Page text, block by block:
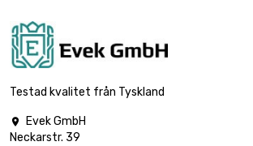
200х1000mm 2
st/pc
1.2mm
šířka x délka :
300х1000mm
Testad kvalitet från Tyskland

Evek GmbH
Neckarstr. 39